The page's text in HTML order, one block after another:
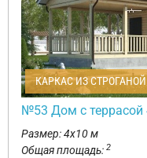
КАРКАС ИЗ
№53 Дом с террасой
Размер: 4х10 м
Общая площадь: 2